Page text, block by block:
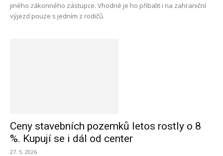
jiného zákonného zástupce. Vhodné je ho přibalit i na zahraniční
výjezd pouze s jedním z rodičů.
Ceny stavebních pozemků letos rostly o 8
%. Kupují se i dál od center
27. 5. 2026